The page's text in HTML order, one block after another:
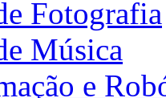
Fotografia
Música
e